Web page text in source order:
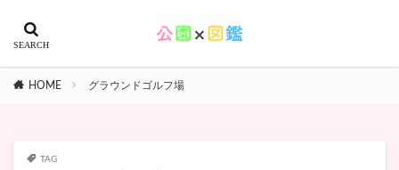
HOME グラウンドゴルフ場
TAG